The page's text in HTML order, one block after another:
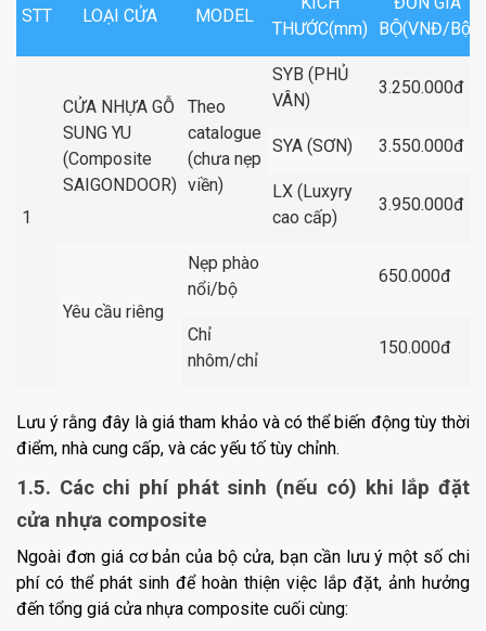
STT LOẠI CỬA MODEL
THƯỚC(mm) BỘ(VNĐ/Bộ)
1
CỬA NHỰA GỖ
SUNG YU
(Composite
SAIGONDOOR)
Theo
catalogue
(chưa nẹp
viền)
SYB (PHỦ
VÂN)
3.250.000đ
SYA (SƠN) 3.550.000đ
LX (Luxyry
cao cấp)
3.950.000đ
Yêu cầu riêng
Nẹp phào
nổi/bộ
650.000đ
Chỉ
nhôm/chỉ
150.000đ
Lưu ý rằng đây là giá tham khảo và có thể biến động tùy thời
điểm, nhà cung cấp, và các yếu tố tùy chỉnh.
1.5. Các chi phí phát sinh (nếu có) khi lắp đặt
cửa nhựa composite
Ngoài đơn giá cơ bản của bộ cửa, bạn cần lưu ý một số chi
phí có thể phát sinh để hoàn thiện việc lắp đặt, ảnh hưởng
đến tổng giá cửa nhựa composite cuối cùng: